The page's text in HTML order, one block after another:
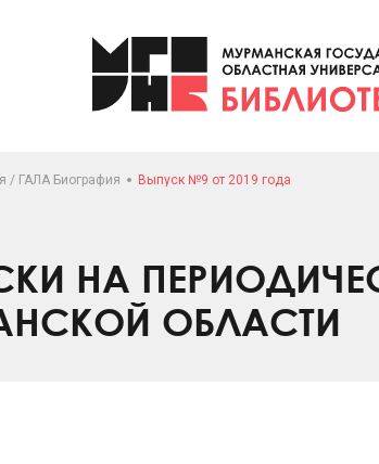
/ ГАЛА Биография Выпуск №9 от 2019 года
НА
ОБЛАСТИ